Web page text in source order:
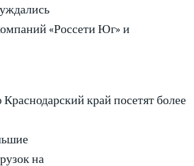
«Россети Юг» и
край посетят более
на